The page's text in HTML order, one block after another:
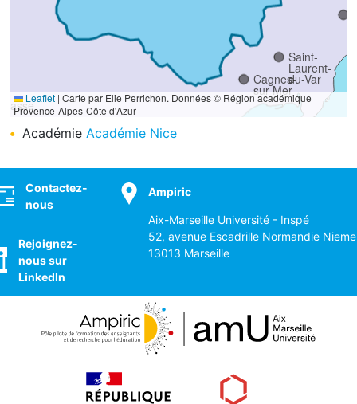
Antibes
Cagnes-
sur-Mer
Saint-
Laurent-
du-Var
Leaflet | Carte par Elie Perrichon. Données © Région académique
Provence-Alpes-Côte d'Azur
Académie Académie Nice
Contactez-
nous
Rejoignez-
nous sur
LinkedIn
Ampiric
Aix-Marseille Université - Inspé
52, avenue Escadrille Normandie
13013 Marseille